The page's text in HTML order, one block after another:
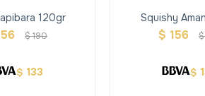
120gr
$190
$ 133
Squishy
$ 156 $
$